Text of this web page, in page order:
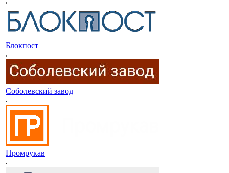
Блокпост
Соболевский завод
Промрукав